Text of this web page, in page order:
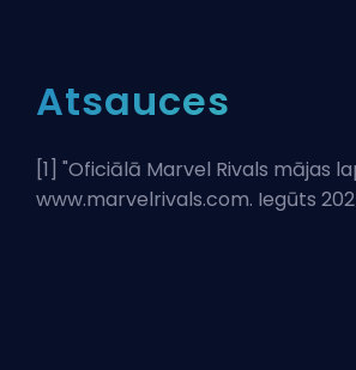
Atsauces
[1] "Oficiālā Marvel Rivals mājas
www.marvelrivals.com. Iegūts